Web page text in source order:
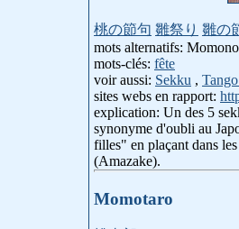
桃の節句 雛祭り 雛の
mots alternatifs:
mots-clés: fête
voir aussi: Sekku ,
sites webs en rapport:
explication: Un des 5
synonyme d'oubli au
filles" en plaçant dans
(Amazake).
Momotaro